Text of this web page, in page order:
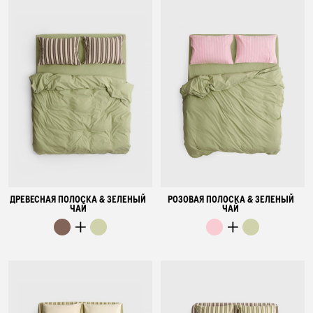
ДРЕВЕСНАЯ ПОЛОСКА & ЗЕЛЕНЫЙ
ЧАЙ
РОЗОВАЯ ПОЛОСКА & ЗЕЛЕНЫЙ
ЧАЙ